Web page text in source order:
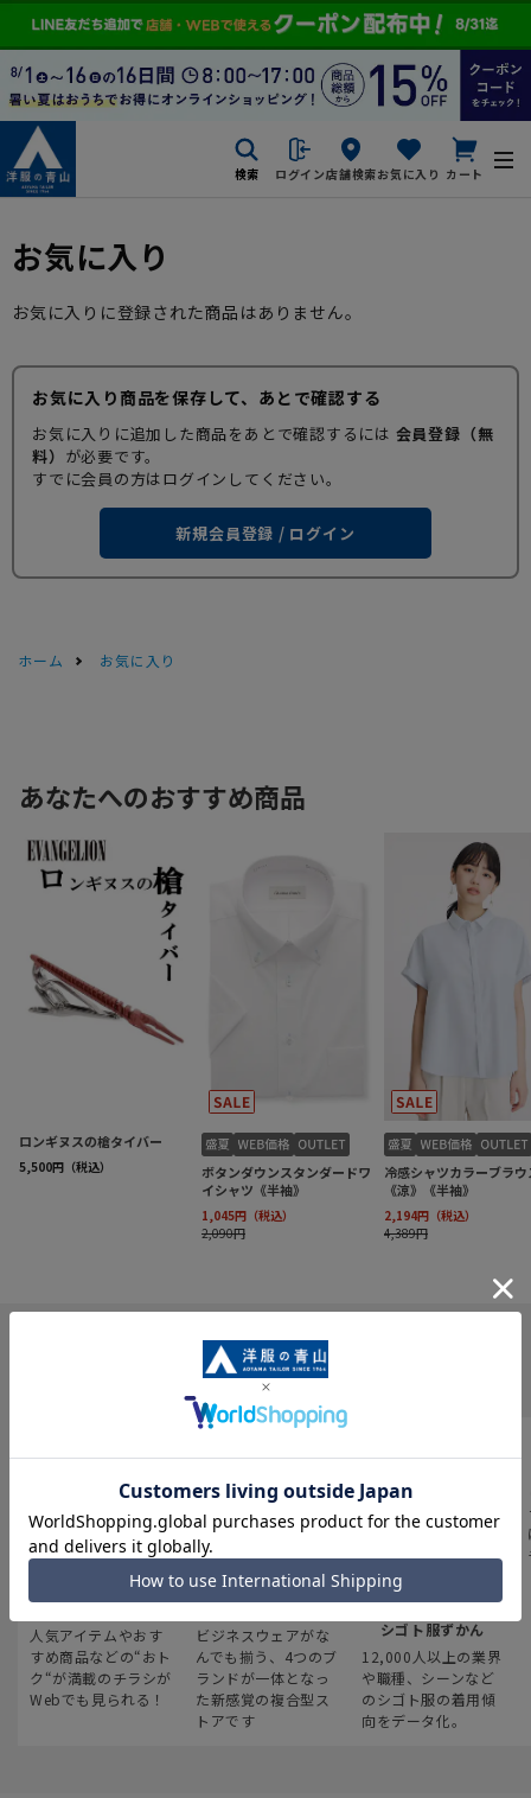
検索 ログイン店舗検索お気に入り カート
お気に入り
お気に入りに登録された商品はありません。
お気に入り商品を保存して、あとで確認する
お気に入りに追加した商品をあとで確認するには 会員登録（無
料） が必要です。
すでに会員の方はログインしてください。
新規会員登録 / ログイン
ホーム お気に入り
INFORMATION
最新のお買い得情報
人気アイテムやおす
すめ商品などの“おト
ク“が満載のチラシが
Webでも見られる！
スーツスクエア
ビジネスウェアがな
んでも揃う、4つのブ
ランドが一体となっ
た新感覚の複合型ス
トアです
みんなの
シゴト服ずかん
12,000人以上の業界
や職種、シーンなど
のシゴト服の着用傾
向をデータ化。